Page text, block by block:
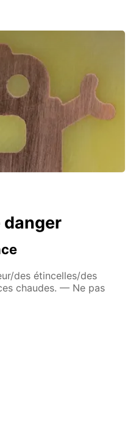
danger
des étincelles/des
chaudes. — Ne pas